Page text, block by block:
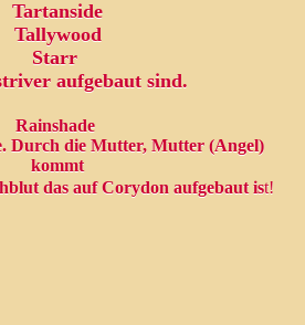
Tartanside
Tallywood
Starr
aufgebaut sind.
Rainshade
Durch die Mutter, Mutter (Angel)
kommt
das auf Corydon aufgebaut ist!